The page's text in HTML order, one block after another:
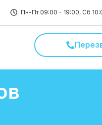
Пн-Пт 09:00 - 19:00, Сб